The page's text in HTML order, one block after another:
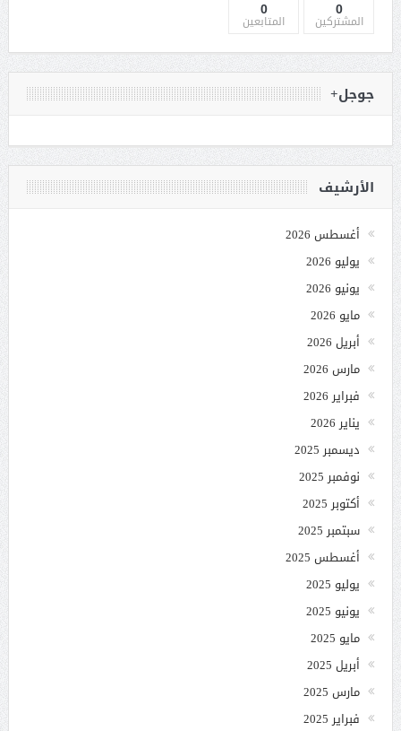
0
المشتركين
0
المتابعين
جوجل+
الأرشيف
أغسطس 2026
يوليو 2026
يونيو 2026
مايو 2026
أبريل 2026
مارس 2026
فبراير 2026
يناير 2026
ديسمبر 2025
نوفمبر 2025
أكتوبر 2025
سبتمبر 2025
أغسطس 2025
يوليو 2025
يونيو 2025
مايو 2025
أبريل 2025
مارس 2025
فبراير 2025